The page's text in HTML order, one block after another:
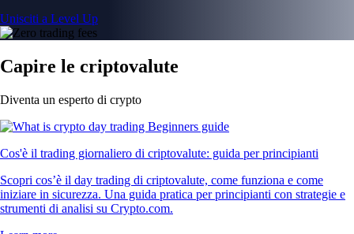
Unisciti a Level Up
Capire le criptovalute
Diventa un esperto di crypto
Cos'è il trading giornaliero di criptovalute: guida per principianti
Scopri cos’è il day trading di criptovalute, come funziona e come
iniziare in sicurezza. Una guida pratica per principianti con strategie e
strumenti di analisi su Crypto.com.